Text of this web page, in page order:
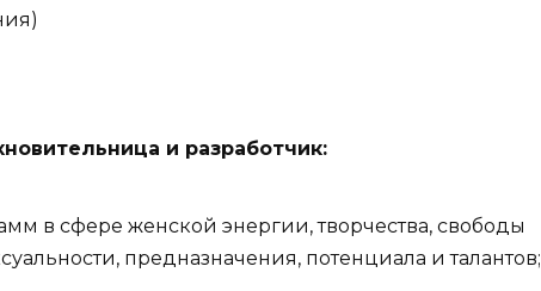
и разработчик:
в сфере женской энергии, творчества, свободы
предназначения, потенциала и талантов;